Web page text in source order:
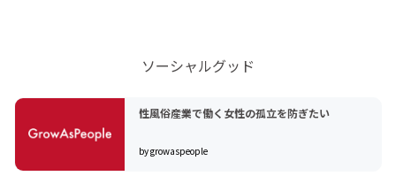
ソーシャルグッド
性風俗産業で働く女性の孤立を防ぎたい
by growaspeople